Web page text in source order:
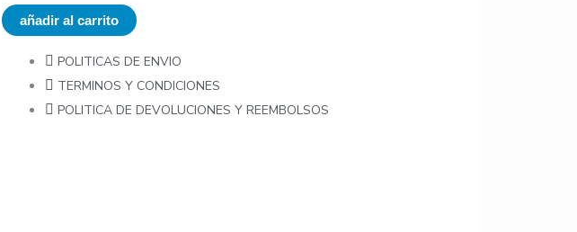
Firebird
V
1963
Ember
añadir al carrito
POLITICAS DE ENVIO
TERMINOS Y CONDICIONES
POLITICA DE DEVOLUCIONES Y REEMBOLSOS